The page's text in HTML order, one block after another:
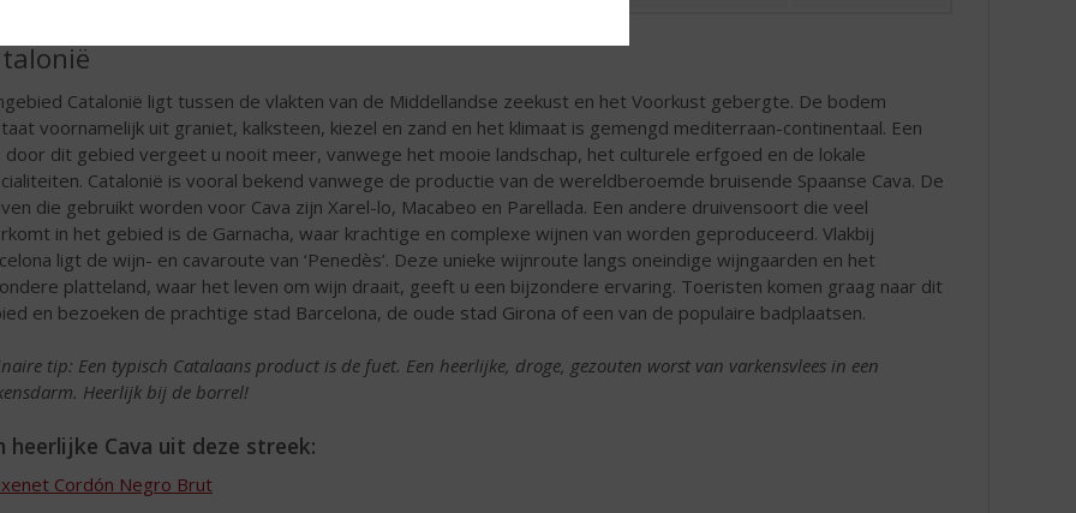
Catalonië ligt tussen de vlakten van de Middellandse zeekust en het Voorkust gebergte. De bodem
voornamelijk uit graniet, kalksteen, kiezel en zand en het klimaat is gemengd mediterraan-continentaal. Een
door dit gebied vergeet u nooit meer, vanwege het mooie landschap, het culturele erfgoed en de lokale
Catalonië is vooral bekend vanwege de productie van de wereldberoemde bruisende Spaanse Cava. De
die gebruikt worden voor Cava zijn Xarel-lo, Macabeo en Parellada. Een andere druivensoort die veel
in het gebied is de Garnacha, waar krachtige en complexe wijnen van worden geproduceerd. Vlakbij
ligt de wijn- en cavaroute van ‘Penedès’. Deze unieke wijnroute langs oneindige wijngaarden en het
platteland, waar het leven om wijn draait, geeft u een bijzondere ervaring. Toeristen komen graag naar dit
en bezoeken de prachtige stad Barcelona, de oude stad Girona of een van de populaire badplaatsen.
tip: Een typisch Catalaans product is de fuet. Een heerlijke, droge, gezouten worst van varkensvlees in een
Heerlijk bij de borrel!
heerlijke Cava uit deze streek:
Cordón Negro Brut